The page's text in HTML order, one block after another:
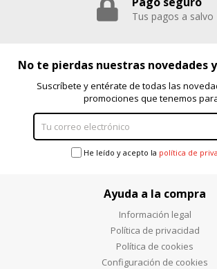
Tus pagos a salvo
No te pierdas nuestras novedades
Suscríbete y entérate de todas las
promociones que tenemos
He leído y acepto la política de
Ayuda a la compra
Información legal
Política de privacidad
Política de cookies
Configuración de cookies
Puedes volver a configurar tus cookies desde la
"Configuración de cookies" al pie de la página.